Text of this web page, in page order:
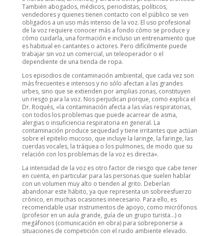
También abogados, médicos, periodistas, políticos,
vendedores y quienes tienen contacto con el público se ven
obligados a un uso más intenso de la voz. El uso profesional
de la voz requiere conocer más a fondo cómo se produce y
cómo cuidarla, una formación e incluso un entrenamiento que
es habitual en cantantes o actores. Pero difícilmente puede
trabajar sin voz un comercial, un teleoperador o el
dependiente de una tienda de ropa.
Los episodios de contaminación ambiental, que cada vez son
más frecuentes e intensos y no sólo afectan a las grandes
urbes, sino que se extienden por amplias zonas, constituyen
un riesgo para la voz. Nos perjudican porque, como explica el
Dr. Roqués, «la contaminación afecta a las vías respiratorias,
con todos los problemas que puede acarrear de asma,
alergias o insuficiencia respiratoria en general. La
contaminación produce sequedad y tiene irritantes que actúan
sobre el epitelio mucoso, que incluye la laringe, la faringe, las
cuerdas vocales, la tráquea o los pulmones, de modo que su
relación con los problemas de la voz es directa».
La intensidad de la voz es otro factor de riesgo que cabe tener
en cuenta, en particular para las personas que suelen hablar
con un volumen muy alto o tienden al grito. Deberían
abandonar este hábito, ya que representa un sobreesfuerzo
crónico, en muchas ocasiones innecesario. Para ello, es
recomendable usar instrumentos de apoyo, como micrófonos
(profesor en un aula grande, guía de un grupo turista…) o
megáfonos (comunicación en obra) para sobreponerse a
situaciones de competición con el ruido ambiente elevado.